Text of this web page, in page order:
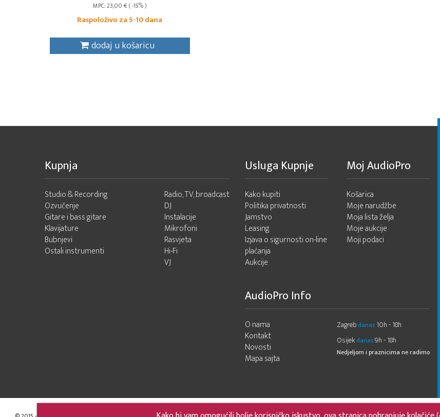
MPC: 23,00 € ( -15% )
Raspoloživo za 5-10 dana
dodaj u košaricu
Kupnja
Studio & Recording
Ozvučenje
Gitare i bass gitare
Klavijature
Bubnjevi
Ostali instrumenti
Radio, TV, broadcast
DJ
Instalacije
Mikrofoni
Rasvjeta
Hi-Fi
VJ
Usluga Kupnje
Kako kupiti
Politika privatnosti
Jamstvo
Leasing
Izjava o sigurnosti on-line
plaćanja
Aukcije
Moj AudioPro
Košarica
Moje narudžbe
Moja lista želja
Moje aukcije
Moji podaci
AudioPro Info
O nama
Kontakt
Novosti
Mapa sajta
Zagreb danas 10h - 18h
Osijek danas9h - 18h
Nedjeljom i praznicima ne radimo